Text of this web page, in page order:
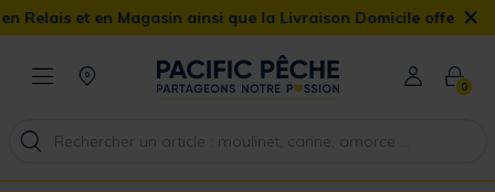
ainsi que la Livraison Domicile offerte dès 90€ ×
0